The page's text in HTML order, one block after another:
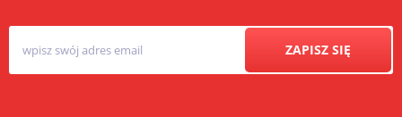
ZAPISZ SIĘ